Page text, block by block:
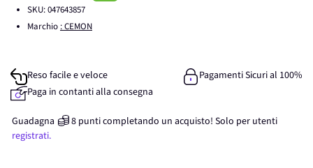
SKU:047643857
Marchio : CEMON
Reso facile e veloce
Pagamenti Sicuri al 100%
Paga in contanti alla consegna
Guadagna 8 punticompletando un acquisto! Solo per utenti
registrati.